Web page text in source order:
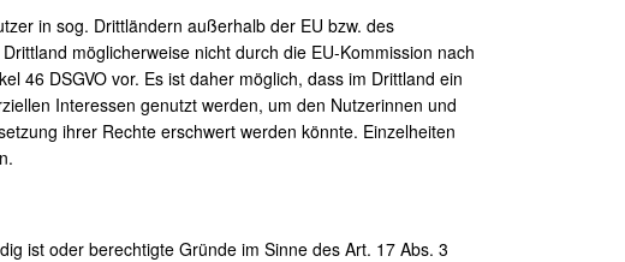
in sog. Drittländern außerhalb der EU bzw. des
möglicherweise nicht durch die EU-Kommission nach
46 DSGVO vor. Es ist daher möglich, dass im Drittland ein
Interessen genutzt werden, um den Nutzerinnen und
ihrer Rechte erschwert werden könnte. Einzelheiten
ist oder berechtigte Gründe im Sinne des Art. 17 Abs. 3